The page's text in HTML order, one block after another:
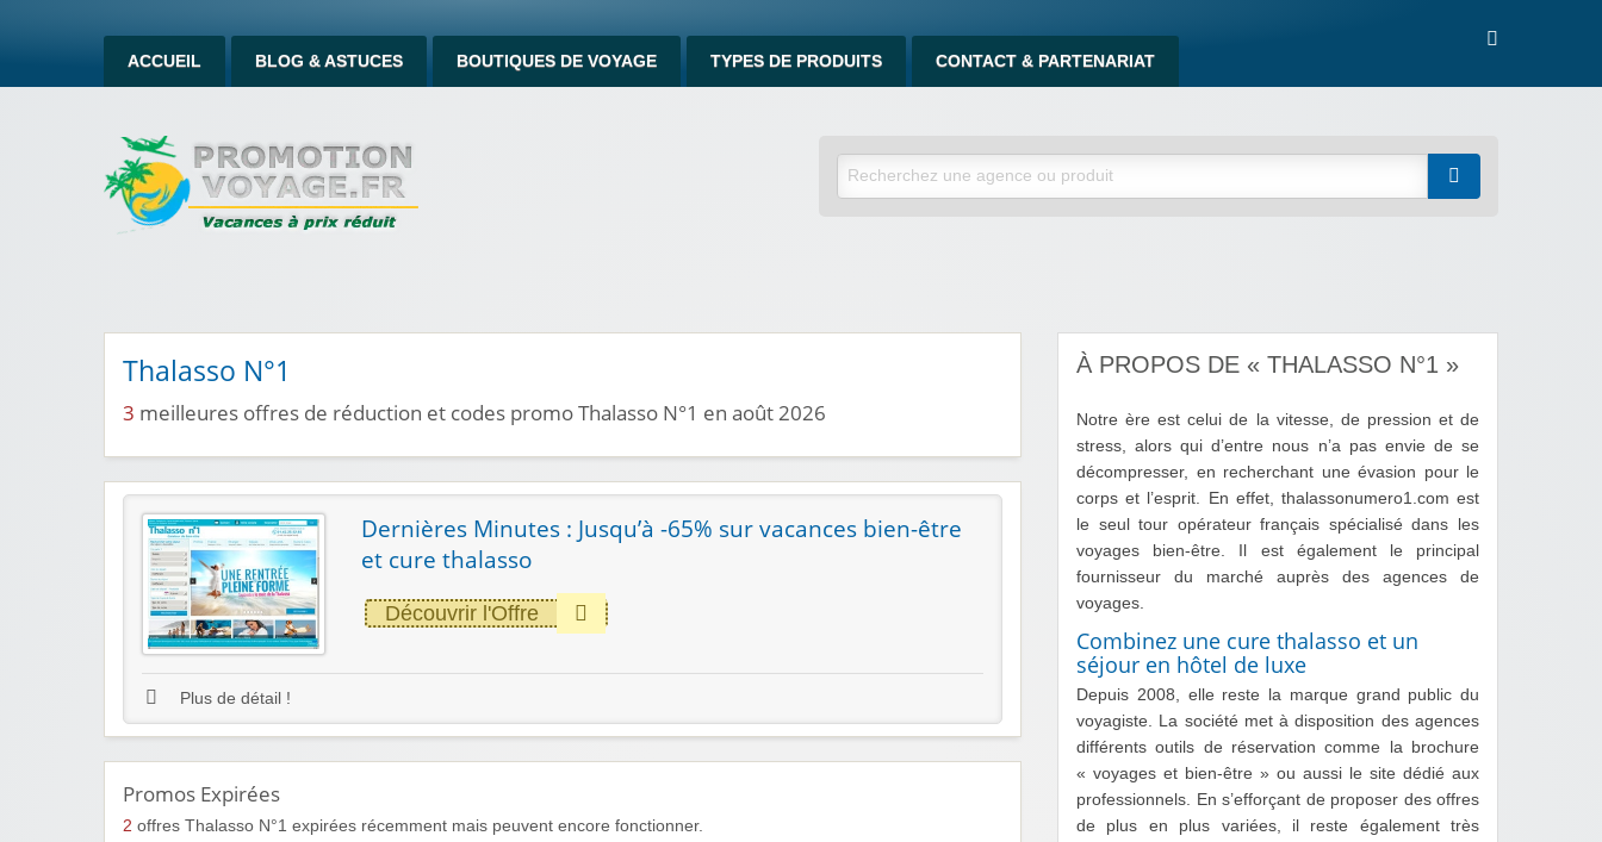
ACCUEIL BLOG & ASTUCES BOUTIQUES DE VOYAGE TYPES DE PRODUITS CONTACT & PARTENARIAT
Thalasso N°1
3 meilleures offres de réduction et codes promo Thalasso N°1 en août 2026
Dernières Minutes : Jusqu’à -65% sur vacances bien-être
et cure thalasso
Découvrir l'Offre
Plus de détail !
Promos Expirées
2 offres Thalasso N°1 expirées récemment mais peuvent encore fonctionner.
À PROPOS DE « THALASSO N°1 »
Notre ère est celui de la vitesse, de pression et de
stress, alors qui d’entre nous n’a pas envie de se
décompresser, en recherchant une évasion pour le
corps et l’esprit. En effet, thalassonumero1.com est
le seul tour opérateur français spécialisé dans les
voyages bien-être. Il est également le principal
fournisseur du marché auprès des agences de
voyages.
Combinez une cure thalasso et un
séjour en hôtel de luxe
Depuis 2008, elle reste la marque grand public du
voyagiste. La société met à disposition des agences
différents outils de réservation comme la brochure
« voyages et bien-être » ou aussi le site dédié aux
professionnels. En s’efforçant de proposer des offres
de plus en plus variées, il reste également très